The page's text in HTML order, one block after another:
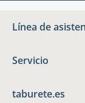
Línea de
Servicio
taburete.es